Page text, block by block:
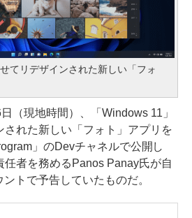
てリデザインされた新しい「フォ
（現地時間）、「Windows 11」
された新しい「フォト」アプリを
」のDevチャネルで公開し
任者を務めるPanos Panay氏が自
トで予告していたものだ。